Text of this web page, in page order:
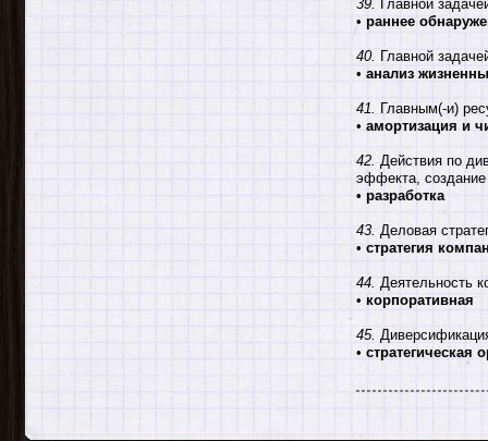
39. Главной
• раннее
40. Главной
• анализ
41.
Главным(-и)
• амортизация и
42. Действия по
эффекта, создание
• разработка
43. Деловая
• стратегия
44. Деятельность
• корпоративная
45.
• стратегическая